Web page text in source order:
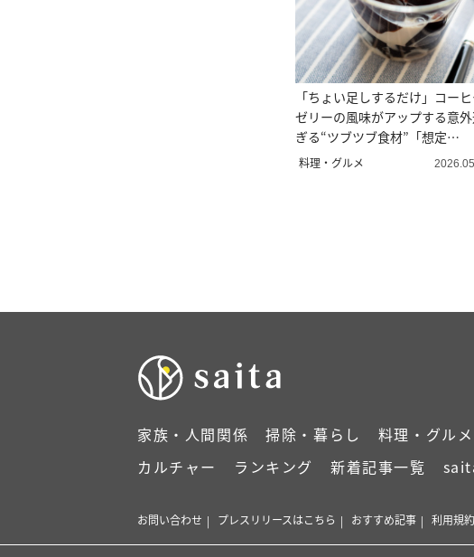
「ちょい足しするだけ」コー
ゼリーの風味がアップする意
ぎる“ツブツブ食材”「想定
外…！」
料理・グルメ
家族・人間関係 掃除・暮らし 料理・グルメ
カルチャー
ランキング 新着記事一覧
お問い合わせ プレスリリースはこちら おすすめ記事 利用規約